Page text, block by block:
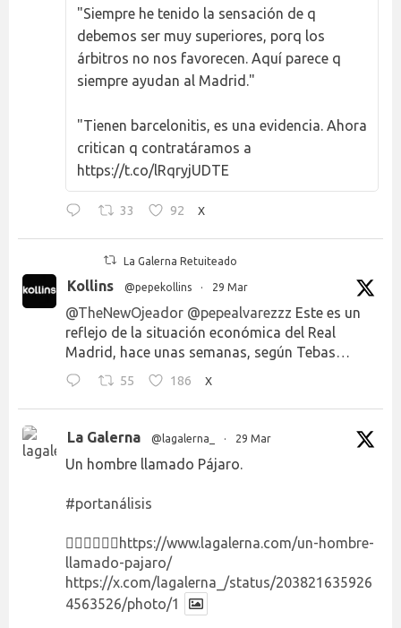
"Siempre he tenido la sensación de q
debemos ser muy superiores, porq los
árbitros no nos favorecen. Aquí parece q
siempre ayudan al Madrid."
"Tienen barcelonitis, es una evidencia. Ahora
critican q contratáramos a
https://t.co/lRqryjUDTE
33 92 X
La Galerna Retuiteado
Kollins @pepekollins · 29 Mar
@TheNewOjeador @pepealvarezzz Este es un
reflejo de la situación económica del Real
Madrid, hace unas semanas, según Tebas…
55 186 X
La Galerna @lagalerna_ · 29 Mar
Un hombre llamado Pájaro.
#portanálisis
👉🏻👉🏻👉🏻 https://www.lagalerna.com/un-hombre-
llamado-pajaro/
https://x.com/lagalerna_/status/203821635926
4563526/photo/1